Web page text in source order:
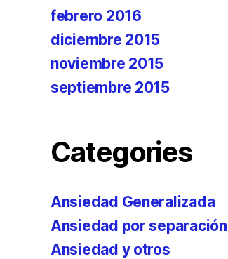
febrero 2016
diciembre 2015
noviembre 2015
septiembre 2015
Categories
Ansiedad Generalizada
Ansiedad por separación
Ansiedad y otros